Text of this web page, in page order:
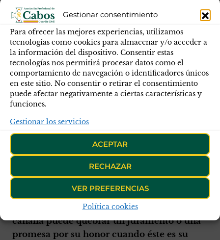
Gestionar consentimiento
Para ofrecer las mejores experiencias, utilizamos
tecnologías como cookies para almacenar y/o acceder a
la información del dispositivo. Consentir estas
tecnologías nos permitirá procesar datos como el
comportamiento de navegación o identificadores únicos
en este sitio. No consentir o retirar el consentimiento
puede afectar negativamente a ciertas características y
funciones.
Gestionar los servicios
ACEPTAR
RECHAZAR
VER PREFERENCIAS
Política cookies
actual orden constitucional.
Además, todos los guardias civiles juraron o
prometieron por su conciencia y honor
“guardar y hacer guardar la Constitución
como norma fundamental del Estado”,
entregando, si preciso fuere, su propia vida.
Y por si lo anterior fuera poco, todos los
honor porque el honor es la principal divisa
del Cuerpo al que sirven.
Luego sería contra-natura que un guardia
civil (aunque sea un viejo guardia civil)
tratara de vulnerar la Constitución por
cuanto juró por Dios o prometió por su
honor defenderla. Solo un desalmado o un
canalla puede quebrar un juramento o una
promesa por su honor cuando éste es su